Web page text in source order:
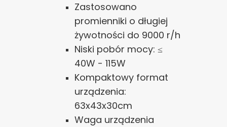
Zastosowano
promienniki o długiej
żywotności do 9000 r/h
Niski pobór mocy: ≤
40W - 115W
Kompaktowy format
urządzenia:
63x43x30cm
Waga urządzenia